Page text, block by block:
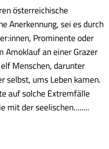
österreichische
Anerkennung, sei es durch
Prominente oder
Amoklauf an einer Grazer
Menschen, darunter
selbst, ums Leben kamen.
auf solche Extremfälle
mit der seelischen........